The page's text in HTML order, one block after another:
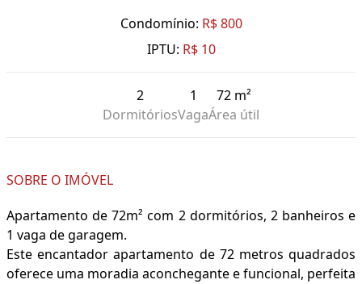
Condomínio: R$ 800
IPTU: R$ 10
2
Dormitórios
1
Vaga
72 m²
Área útil
SOBRE O IMÓVEL
Apartamento de 72m² com 2 dormitórios, 2 banheiros e
1 vaga de garagem.
Este encantador apartamento de 72 metros quadrados
oferece uma moradia aconchegante e funcional, perfeita